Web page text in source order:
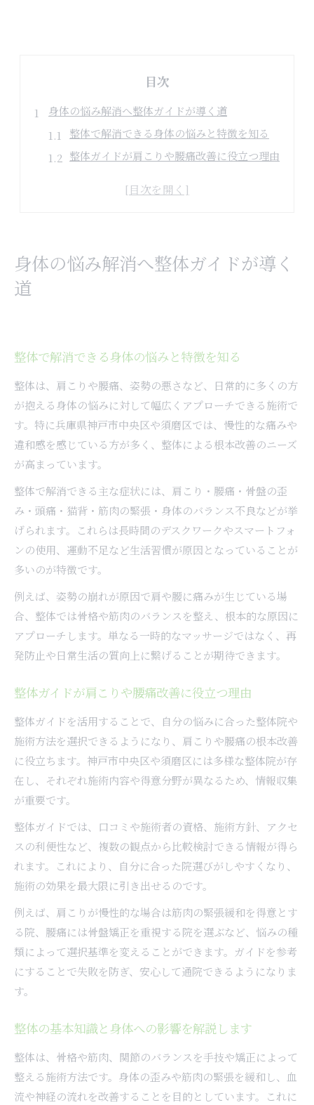
目次
身体の悩み解消へ整体ガイドが導く道
整体で解消できる身体の悩みと特徴を知る
整体ガイドが肩こりや腰痛改善に役立つ理由
神戸市中央区須磨区エリアの整体事情を解説
整体利用者が実感する地域密着型の強み
肩こり腰痛に悩む方へ選びたい整体活用術
肩こり腰痛改善に整体が支持される理由
整体施術の具体的な流れと効果の実感法
整体で根本解決を目指すポイントを紹介
口コミでも話題の整体活用術を徹底解説
自分に合う整体の見極め方と選択基準
正しい院選びが整体効果を高める理由とは
整体院選びで重視すべきポイントを整理
整体効果を最大化する院の探し方を解説
カウンセリング重視の整体院の特徴とは
整体院の口コミや評判の見極め方を紹介
慢性的な不調も整体で根本改善できる仕組み
整体施術が身体の自然治癒力を引き出す理由
慢性的な不調解消に整体が有効な根拠を解説
整体のアプローチと改善までの流れを紹介
整体と生活習慣改善の組み合わせ効果とは
自身に合う整体の見極め方と重要ポイント
整体施術の種類と自分に合う選び方を解説
整体院との相性を確認するポイントとは
ソフト整体や骨盤矯正の違いを知るメリット
身体の悩み解消へ整体ガイドが導く
道
整体で解消できる身体の悩みと特徴を知る
整体は、肩こりや腰痛、姿勢の悪さなど、日常的に多くの方
が抱える身体の悩みに対して幅広くアプローチできる施術で
す。特に兵庫県神戸市中央区や須磨区では、慢性的な痛みや
違和感を感じている方が多く、整体による根本改善のニーズ
が高まっています。
整体で解消できる主な症状には、肩こり・腰痛・骨盤の歪
み・頭痛・猫背・筋肉の緊張・身体のバランス不良などが挙
げられます。これらは長時間のデスクワークやスマートフォ
ンの使用、運動不足など生活習慣が原因となっていることが
多いのが特徴です。
例えば、姿勢の崩れが原因で肩や腰に痛みが生じている場
合、整体では骨格や筋肉のバランスを整え、根本的な原因に
アプローチします。単なる一時的なマッサージではなく、再
発防止や日常生活の質向上に繋げることが期待できます。
整体ガイドが肩こりや腰痛改善に役立つ理由
整体ガイドを活用することで、自分の悩みに合った整体院や
施術方法を選択できるようになり、肩こりや腰痛の根本改善
に役立ちます。神戸市中央区や須磨区には多様な整体院が存
在し、それぞれ施術内容や得意分野が異なるため、情報収集
が重要です。
整体ガイドでは、口コミや施術者の資格、施術方針、アクセ
スの利便性など、複数の観点から比較検討できる情報が得ら
れます。これにより、自分に合った院選びがしやすくなり、
施術の効果を最大限に引き出せるのです。
例えば、肩こりが慢性的な場合は筋肉の緊張緩和を得意とす
る院、腰痛には骨盤矯正を重視する院を選ぶなど、悩みの種
類によって選択基準を変えることができます。ガイドを参考
にすることで失敗を防ぎ、安心して通院できるようになりま
す。
整体の基本知識と身体への影響を解説します
整体は、骨格や筋肉、関節のバランスを手技や矯正によって
整える施術方法です。身体の歪みや筋肉の緊張を緩和し、血
流や神経の流れを改善することを目的としています。これに